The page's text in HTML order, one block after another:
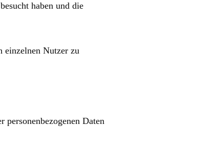
haben und die
einzelnen Nutzer zu
Daten